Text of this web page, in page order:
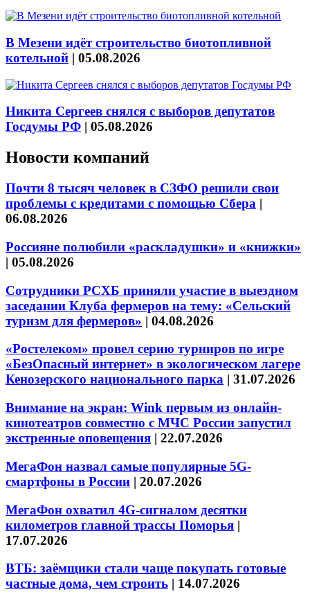
В Мезени идёт строительство биотопливной
котельной | 05.08.2026
Никита Сергеев снялся с выборов депутатов
Госдумы РФ | 05.08.2026
Новости компаний
Почти 8 тысяч человек в СЗФО решили свои
проблемы с кредитами с помощью Сбера |
06.08.2026
Россияне полюбили «раскладушки» и «книжки»
| 05.08.2026
Сотрудники РСХБ приняли участие в выездном
заседании Клуба фермеров на тему: «Сельский
туризм для фермеров» | 04.08.2026
«Ростелеком» провел серию турниров по игре
«БезОпасный интернет» в экологическом лагере
Кенозерского национального парка | 31.07.2026
Внимание на экран: Wink первым из онлайн-
кинотеатров совместно с МЧС России запустил
экстренные оповещения | 22.07.2026
МегаФон назвал самые популярные 5G-
смартфоны в России | 20.07.2026
МегаФон охватил 4G-сигналом десятки
километров главной трассы Поморья |
17.07.2026
ВТБ: заёмщики стали чаще покупать готовые
частные дома, чем строить | 14.07.2026